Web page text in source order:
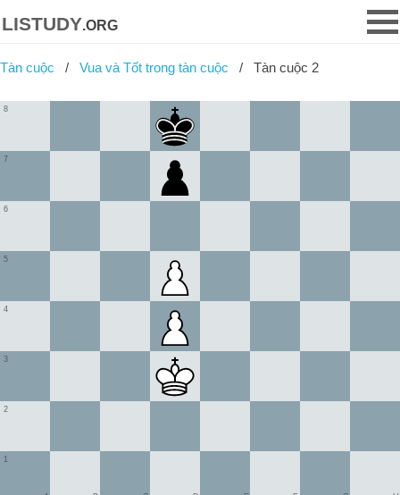
listudy.org
Tàn cuộc Vua và Tốt trong tàn cuộc Tàn cuộc 2
1
2
3
4
5
6
7
8